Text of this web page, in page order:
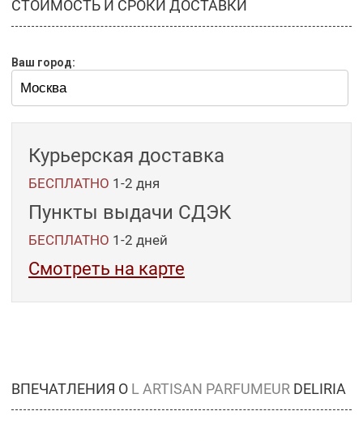
СТОИМОСТЬ И СРОКИ ДОСТАВКИ
Ваш город:
Курьерская доставка
БЕСПЛАТНО 1-2 дня
Пункты выдачи СДЭК
БЕСПЛАТНО 1-2 дней
Смотреть на карте
ВПЕЧАТЛЕНИЯ О L ARTISAN PARFUMEUR DELIRIA